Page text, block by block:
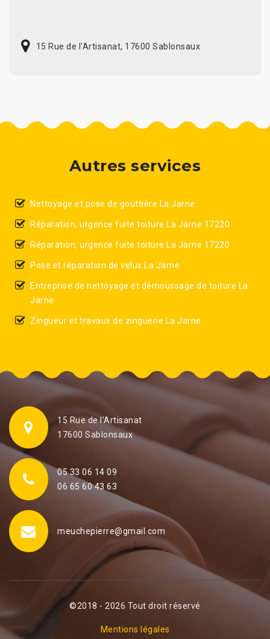
15 Rue de l'Artisanat, 17600 Sablonsaux
Autres services
Nettoyage et pose de gouttière La Jarne
Réparation, urgence fuite toiture La Jarne 17220
Réparation, urgence fuite toiture La Jarne 17220
Pose et réparation de velux La Jarne
Entreprise de nettoyage et démoussage de toiture La
Jarne
Zingueur et travaux de zinguerie La Jarne
15 Rue de l'Artisanat
17600 Sablonsaux
05 33 06 14 09
06 65 60 43 63
meuchepierre@gmail.com
©2018 - 2026 Tout droit réservé
Mentions légales